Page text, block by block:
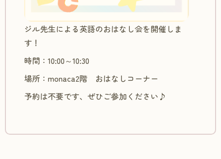
ジル先生による英語のおはなし会を開催しま
す！
時間：10:00～10:30
場所：monaca2階 おはなしコーナー
予約は不要です、ぜひご参加ください♪